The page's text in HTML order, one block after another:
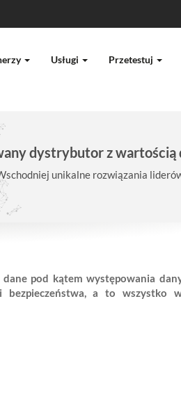
Usługi Przetestuj
dystrybutor z wartością
unikalne rozwiązania
pod kątem występowania
a to wszystko